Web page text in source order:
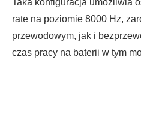
Taka konfiguracja umożliwia
rate na poziomie 8000 Hz,
przewodowym, jak i
czas pracy na baterii w tym